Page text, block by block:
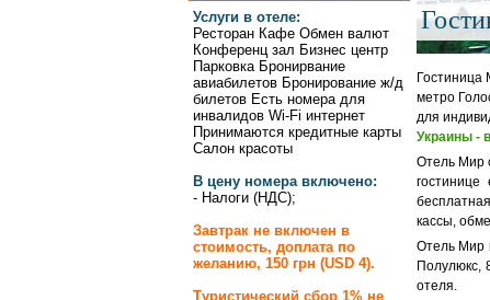
Услуги в отеле:
Ресторан Кафе Обмен валют
Конференц зал Бизнес центр
Парковка Бронирвание
авиабилетов Бронирование ж/д
билетов Есть номера для
инвалидов Wi-Fi интернет
Принимаются кредитные карты
Салон красоты
В цену номера включено:
- Налоги (НДС);
Завтрак не включен в
стоимость, доплата по
желанию, 150 грн (USD 4).
Туристический сбор 1% не
Гостиница
метро
для
Украины -
Отель Мир
кассы,
Отель Мир
Полулюкс,
отеля.